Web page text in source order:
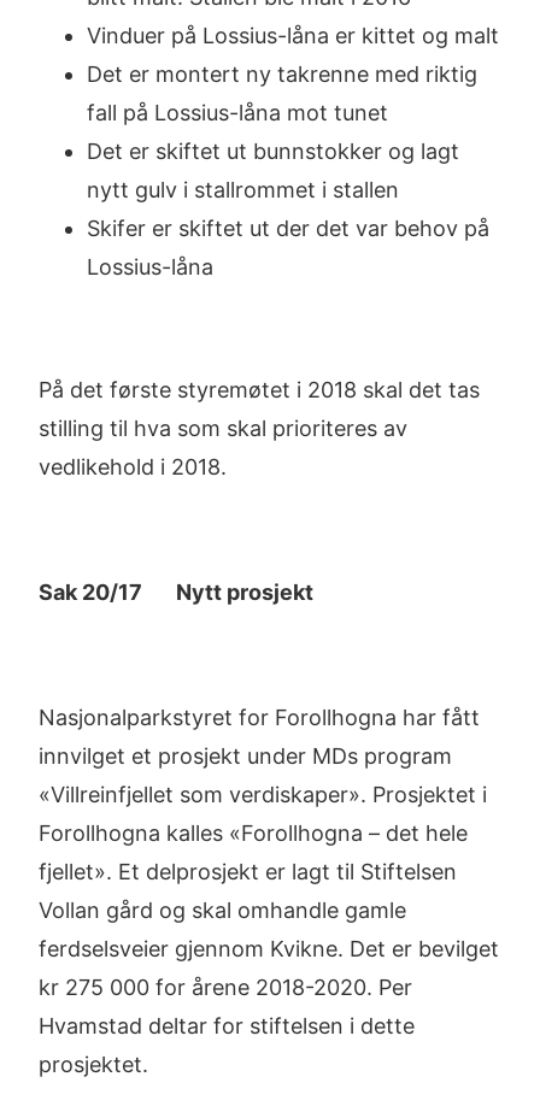
Vinduer på Lossius-låna er kittet og malt
Det er montert ny takrenne med riktig
fall på Lossius-låna mot tunet
Det er skiftet ut bunnstokker og lagt
nytt gulv i stallrommet i stallen
Skifer er skiftet ut der det var behov på
Lossius-låna
På det første styremøtet i 2018 skal det tas
stilling til hva som skal prioriteres av
vedlikehold i 2018.
Sak 20/17 Nytt prosjekt
Nasjonalparkstyret for Forollhogna har fått
innvilget et prosjekt under MDs program
«Villreinfjellet som verdiskaper». Prosjektet i
Forollhogna kalles «Forollhogna – det hele
fjellet». Et delprosjekt er lagt til Stiftelsen
Vollan gård og skal omhandle gamle
ferdselsveier gjennom Kvikne. Det er bevilget
kr 275 000 for årene 2018-2020. Per
Hvamstad deltar for stiftelsen i dette
prosjektet.